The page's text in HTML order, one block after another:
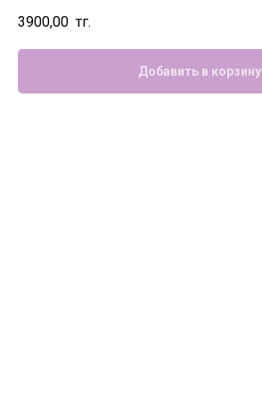
3900,00 тг.
Добавить в корзину